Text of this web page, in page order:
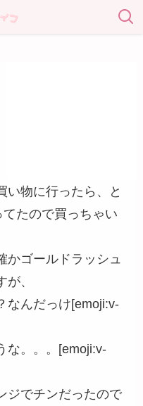
い物に行ったら、と
たので買っちゃい
かゴールドラッシュ
、
なんだっけ[emoji:v-
な。。。[emoji:v-
ジでチンだったので